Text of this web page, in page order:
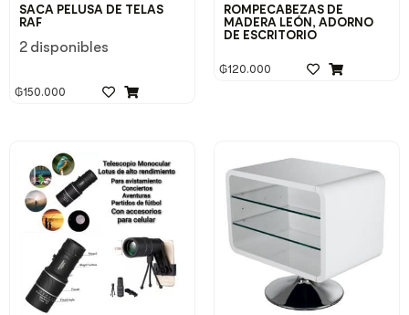
SACA PELUSA DE TELAS
RAF
2 disponibles
₲150.000
ROMPECABEZAS DE
MADERA LEÓN, ADORNO
DE ESCRITORIO
₲120.000